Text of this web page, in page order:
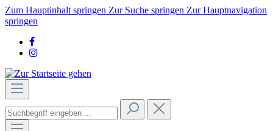
Zum Hauptinhalt springen Zur Suche springen Zur Hauptnavigation
springen